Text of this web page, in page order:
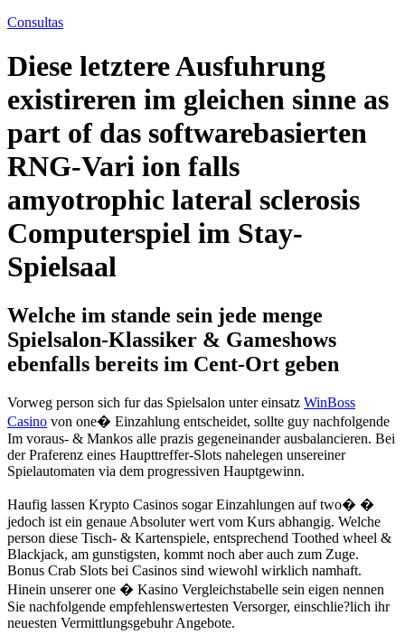
Consultas
Diese letztere Ausfuhrung
existireren im gleichen sinne as
part of das softwarebasierten
RNG-Vari ion falls
amyotrophic lateral sclerosis
Computerspiel im Stay-
Spielsaal
Welche im stande sein jede menge
Spielsalon-Klassiker & Gameshows
ebenfalls bereits im Cent-Ort geben
Vorweg person sich fur das Spielsalon unter einsatz WinBoss
Casino von one� Einzahlung entscheidet, sollte guy nachfolgende
Im voraus- & Mankos alle prazis gegeneinander ausbalancieren. Bei
der Praferenz eines Haupttreffer-Slots nahelegen unsereiner
Spielautomaten via dem progressiven Hauptgewinn.
Haufig lassen Krypto Casinos sogar Einzahlungen auf two� �
jedoch ist ein genaue Absoluter wert vom Kurs abhangig. Welche
person diese Tisch- & Kartenspiele, entsprechend Toothed wheel &
Blackjack, am gunstigsten, kommt noch aber auch zum Zuge.
Bonus Crab Slots bei Casinos sind wiewohl wirklich namhaft.
Hinein unserer one � Kasino Vergleichstabelle sein eigen nennen
Sie nachfolgende empfehlenswertesten Versorger, einschlie?lich ihr
neuesten Vermittlungsgebuhr Angebote.